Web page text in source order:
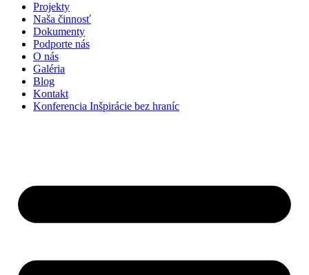
Projekty
Naša činnosť
Dokumenty
Podporte nás
O nás
Galéria
Blog
Kontakt
Konferencia Inšpirácie bez hraníc